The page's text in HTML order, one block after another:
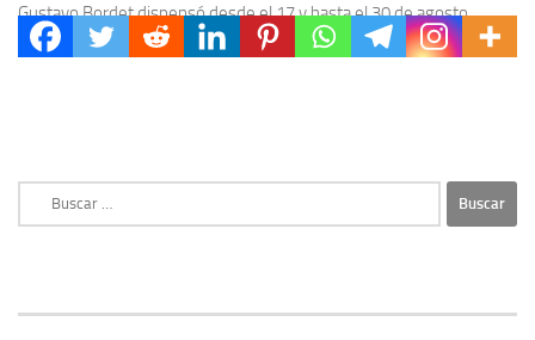
Gustavo Bordet dispensó desde el 17 y hasta el 30 de agosto
inclusive de la asistencia...